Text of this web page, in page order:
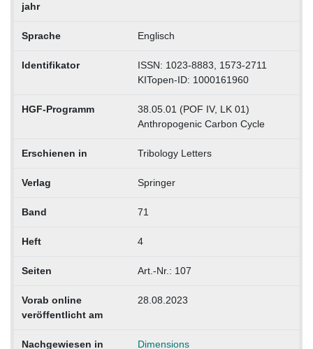
jahr
Sprache Englisch
Identifikator
ISSN: 1023-8883, 1573-2711
KITopen-ID: 1000161960
HGF-Programm
38.05.01 (POF IV, LK 01)
Anthropogenic Carbon Cycle
Erschienen in Tribology Letters
Verlag Springer
Band 71
Heft 4
Seiten Art.-Nr.: 107
Vorab online
veröffentlicht am
28.08.2023
Nachgewiesen in Dimensions